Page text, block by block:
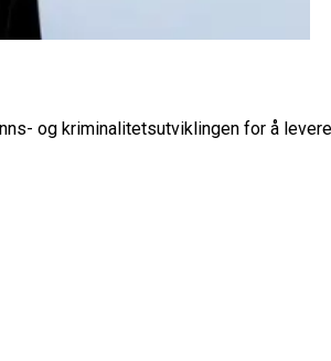
og kriminalitetsutviklingen for å